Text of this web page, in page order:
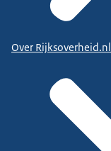
Over Rijksoverheid.nl